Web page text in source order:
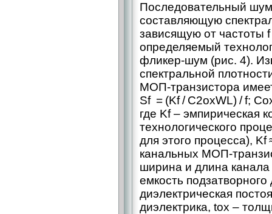
Последовательный
составляющую
зависящую от частоты
определяемый
фликер-шум (рис. 4).
спектральной
МОП‑транзистора
Sf = (Kf / C2oxWL) / f;
где Kf – ​эмпирическая
технологического
для этого процесса), Kf
канальных
ширина и длина канала
емкость подзатворного
диэлектрическая
диэлектрика, tox –